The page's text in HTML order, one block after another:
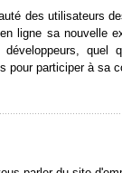
des utilisateurs
ligne sa nouvelle
développeurs, quel
pour participer à sa